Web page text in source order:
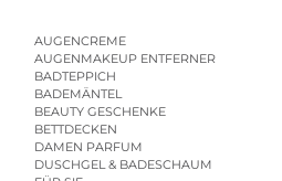
AUGENCREME
AUGENMAKEUP ENTFERNER
BADTEPPICH
BADEMÄNTEL
BEAUTY GESCHENKE
BETTDECKEN
DAMEN PARFUM
DUSCHGEL & BADESCHAUM